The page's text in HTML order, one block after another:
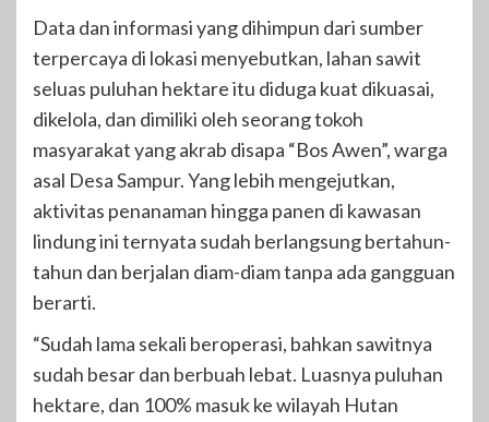
Data dan informasi yang dihimpun dari sumber
terpercaya di lokasi menyebutkan, lahan sawit
seluas puluhan hektare itu diduga kuat dikuasai,
dikelola, dan dimiliki oleh seorang tokoh
masyarakat yang akrab disapa “Bos Awen”, warga
asal Desa Sampur. Yang lebih mengejutkan,
aktivitas penanaman hingga panen di kawasan
lindung ini ternyata sudah berlangsung bertahun-
tahun dan berjalan diam-diam tanpa ada gangguan
berarti.
“Sudah lama sekali beroperasi, bahkan sawitnya
sudah besar dan berbuah lebat. Luasnya puluhan
hektare, dan 100% masuk ke wilayah Hutan